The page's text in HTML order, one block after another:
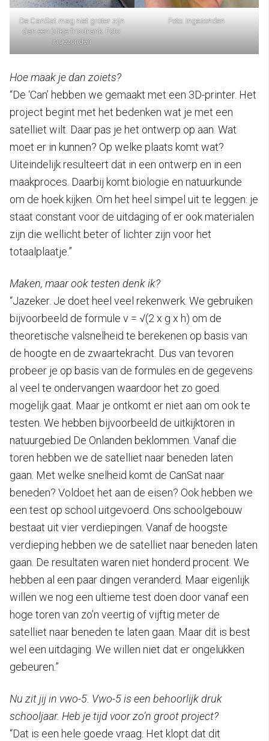
De CanSat mag niet groter zijn
dan een blikje frisdrank. Foto:
ingezonden
Foto: ingezonden
Hoe maak je dan zoiets?
“De ‘Can’ hebben we gemaakt met een 3D-printer. Het
project begint met het bedenken wat je met een
satelliet wilt. Daar pas je het ontwerp op aan. Wat
moet er in kunnen? Op welke plaats komt wat?
Uiteindelijk resulteert dat in een ontwerp en in een
maakproces. Daarbij komt biologie en natuurkunde
om de hoek kijken. Om het heel simpel uit te leggen: je
staat constant voor de uitdaging of er ook materialen
zijn die wellicht beter of lichter zijn voor het
totaalplaatje.”
Maken, maar ook testen denk ik?
“Jazeker. Je doet heel veel rekenwerk. We gebruiken
bijvoorbeeld de formule v = √(2 x g x h) om de
theoretische valsnelheid te berekenen op basis van
de hoogte en de zwaartekracht. Dus van tevoren
probeer je op basis van de formules en de gegevens
al veel te ondervangen waardoor het zo goed
mogelijk gaat. Maar je ontkomt er niet aan om ook te
testen. We hebben bijvoorbeeld de uitkijktoren in
natuurgebied De Onlanden beklommen. Vanaf die
toren hebben we de satelliet naar beneden laten
gaan. Met welke snelheid komt de CanSat naar
beneden? Voldoet het aan de eisen? Ook hebben we
een test op school uitgevoerd. Ons schoolgebouw
bestaat uit vier verdiepingen. Vanaf de hoogste
verdieping hebben we de satelliet naar beneden laten
gaan. De resultaten waren niet honderd procent. We
hebben al een paar dingen veranderd. Maar eigenlijk
willen we nog een ultieme test doen door vanaf een
hoge toren van zo’n veertig of vijftig meter de
satelliet naar beneden te laten gaan. Maar dit is best
wel een uitdaging. We willen niet dat er ongelukken
gebeuren.”
Nu zit jij in vwo-5. Vwo-5 is een behoorlijk druk
schooljaar. Heb je tijd voor zo’n groot project?
“Dat is een hele goede vraag. Het klopt dat dit